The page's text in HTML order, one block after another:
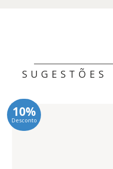
SUGESTÕES
10%
Desconto